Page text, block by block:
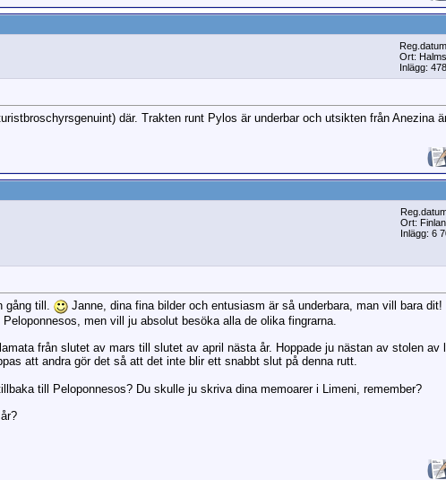
Ort:
Inlägg: 478
där. Trakten runt Pylos är underbar och utsikten från Anezina
Ort:
Inlägg: 6
gång till.
Janne, dina fina bilder och entusiasm är så underbara, man vill bara dit!
men vill ju absolut besöka alla de olika fingrarna.
från slutet av mars till slutet av april nästa år. Hoppade ju nästan av stolen av
att andra gör det så att det inte blir ett snabbt slut på denna rutt.
till Peloponnesos? Du skulle ju skriva dina memoarer i Limeni, remember?